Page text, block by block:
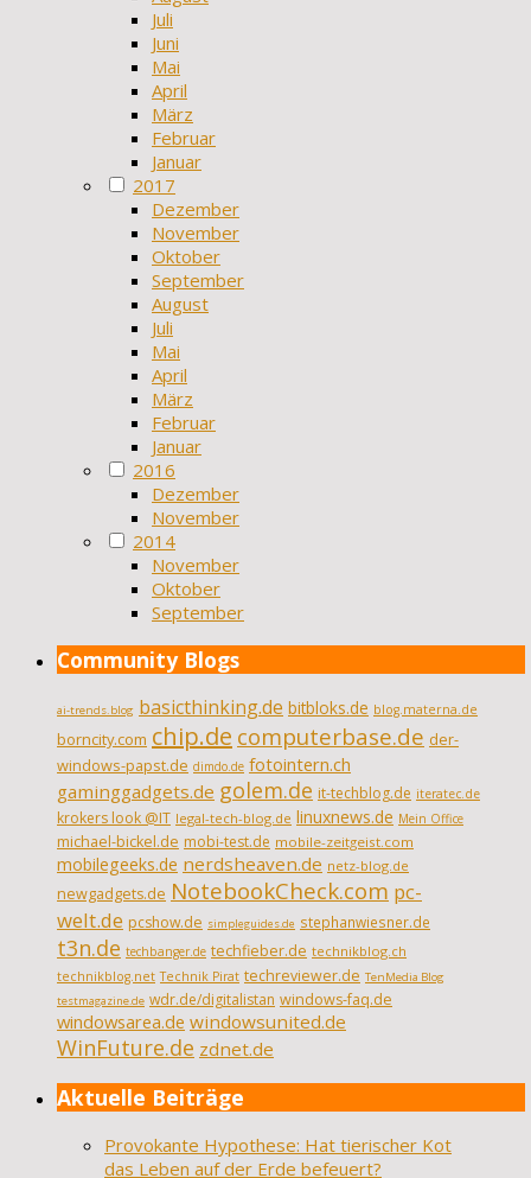
Juli
Juni
Mai
April
März
Februar
Januar
2017
Dezember
November
Oktober
September
August
Juli
Mai
April
März
Februar
Januar
2016
Dezember
November
2014
November
Oktober
September
Community Blogs
ai-trends.blog basicthinking.de bitbloks.de blog.materna.de
borncity.com chip.de computerbase.de der-
windows-papst.de dimdo.de fotointern.ch
gaminggadgets.de golem.de it-techblog.de iteratec.de
krokers look @IT legal-tech-blog.de linuxnews.de Mein Office
michael-bickel.de mobi-test.de mobile-zeitgeist.com
mobilegeeks.de nerdsheaven.de netz-blog.de
newgadgets.de NotebookCheck.com pc-
welt.de pcshow.de simpleguides.de stephanwiesner.de
t3n.de techbanger.de techfieber.de technikblog.ch
technikblog.net Technik Pirat techreviewer.de TenMedia Blog
testmagazine.de wdr.de/digitalistan windows-faq.de
windowsarea.de windowsunited.de
WinFuture.de zdnet.de
Aktuelle Beiträge
Provokante Hypothese: Hat tierischer Kot
das Leben auf der Erde befeuert?